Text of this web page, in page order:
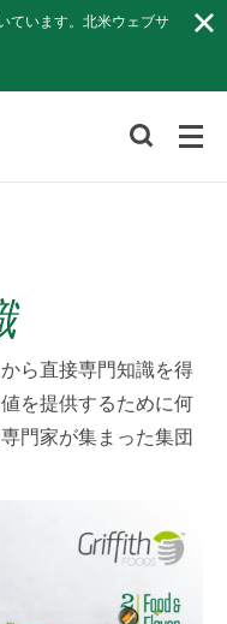
ています。北米ウェブサ
ら直接専門知識を得
を提供するために何
門家が集まった集団